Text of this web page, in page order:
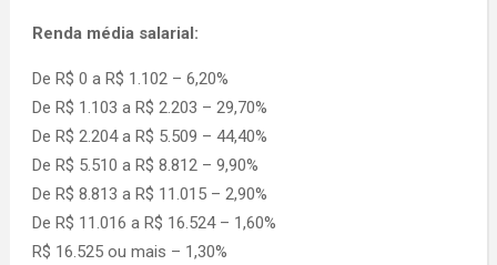
Renda média salarial:
De R$ 0 a R$ 1.102 – 6,20%
De R$ 1.103 a R$ 2.203 – 29,70%
De R$ 2.204 a R$ 5.509 – 44,40%
De R$ 5.510 a R$ 8.812 – 9,90%
De R$ 8.813 a R$ 11.015 – 2,90%
De R$ 11.016 a R$ 16.524 – 1,60%
R$ 16.525 ou mais – 1,30%